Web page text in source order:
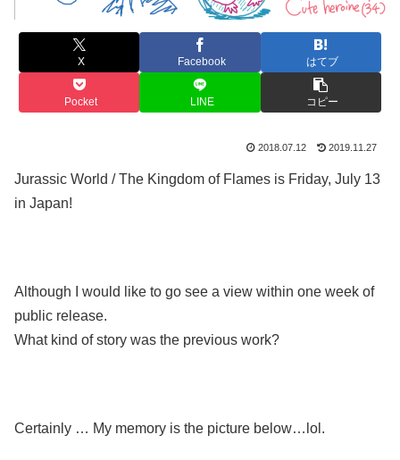
X Facebook はてブ
Pocket LINE コピー
2018.07.12 2019.11.27
Jurassic World / The Kingdom of Flames is Friday, July 13
in Japan!
Although I would like to go see a view within one week of
public release.
What kind of story was the previous work?
Certainly … My memory is the picture below…lol.